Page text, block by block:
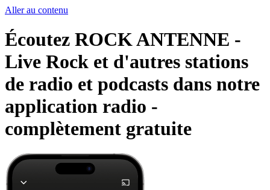
Aller au contenu
Écoutez ROCK ANTENNE -
Live Rock et d'autres stations
de radio et podcasts dans notre
application radio -
complètement gratuite